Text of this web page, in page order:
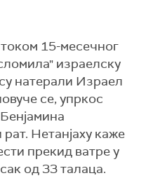
15-месечног
израелску
натерали Израел
се, упркос
Нетанјаху каже
прекид ватре у
од 33 талаца.